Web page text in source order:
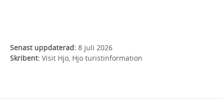
Senast uppdaterad: 8 juli 2026
Skribent: Visit Hjo, Hjo turistinformation